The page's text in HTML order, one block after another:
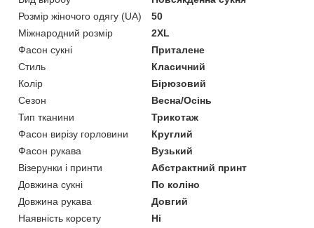
Розмір жіночого одягу (UA)
50
Міжнародний розмір
2XL
Фасон сукні
Приталене
Стиль
Класичний
Колір
Бірюзовий
Сезон
Весна/Осінь
Тип тканини
Трикотаж
Фасон вирізу горловини
Круглий
Фасон рукава
Вузький
Візерунки і принти
Абстрактний принт
Довжина сукні
По коліно
Довжина рукава
Довгий
Наявність корсету
Ні